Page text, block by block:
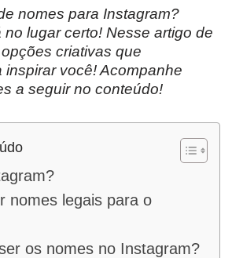
nomes para Instagram?
lugar certo! Nesse artigo de
criativas que
inspirar você! Acompanhe
a seguir no conteúdo!
nomes legais para o
os nomes no Instagram?